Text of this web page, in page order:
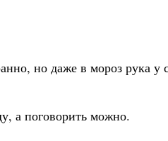
но даже в мороз рука у
а поговорить можно.